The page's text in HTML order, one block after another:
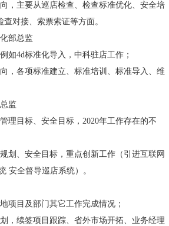
，主要从巡店检查、检查标准优化、安全培
对接、索票索证等方面。
部总监
如4d标准化导入，中科驻店工作；
，各项标准建立、标准培训、标准导入、维
监
理目标、安全目标，2020年工作存在的不
划、安全目标，重点创新工作（引进互联网
安全督导巡店系统）。
项目及部门其它工作完成情况；
，续签项目跟踪、省外市场开拓、业务经理